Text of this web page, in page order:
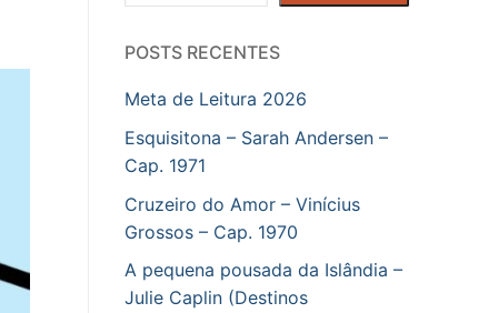
POSTS RECENTES
Meta de Leitura 2026
Esquisitona – Sarah Andersen –
Cap. 1971
Cruzeiro do Amor – Vinícius
Grossos – Cap. 1970
A pequena pousada da Islândia –
Julie Caplin (Destinos